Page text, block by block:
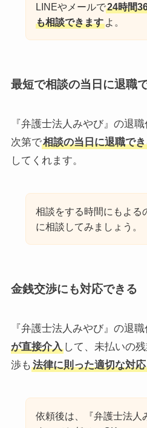
LINEやメールで24時間
も相談できます よ。
最短で相談の当日に退職
『弁護士法人みやび』の退
次第で相談の当日に退職で
してくれます。
相談をする時間にもよる
に相談してみましょう。
金銭交渉にも対応できる
『弁護士法人みやび』の退職
が直接介入して、未払いの
渉も 法律に則った適切な対
依頼後は、『弁護士法人